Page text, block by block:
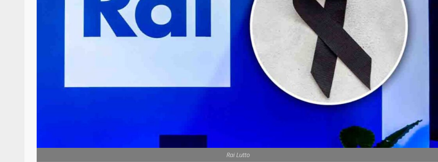
Rai Lutto